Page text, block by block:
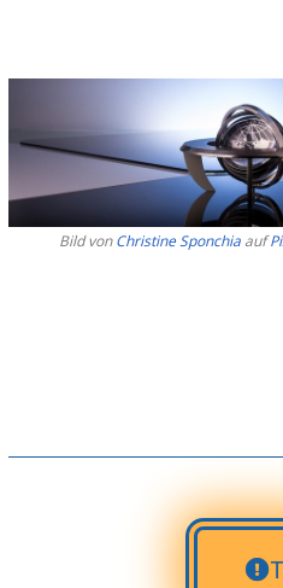
Bild vonChristine Sponchiaauf